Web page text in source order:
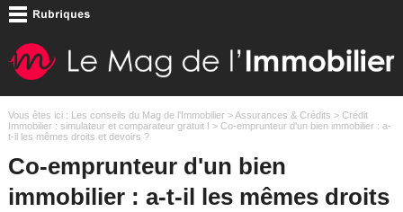
Vous êtes ici : Les conseils du Mag de l'Immobilier>Assurances & Crédits > Crédit
Immobilier : simulateur et comparateur gratuit ! > Co-emprunteur d'un bien immobilier : a-
t-il les mêmes droits et devoirs ?
Co-emprunteur d'un bien
immobilier : a-t-il les mêmes droits